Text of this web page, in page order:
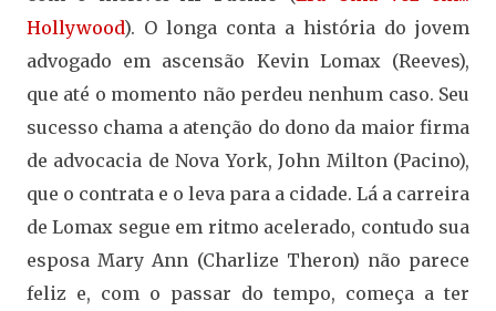
Hollywood). O longa conta a história do jovem
advogado em ascensão Kevin Lomax (Reeves),
que até o momento não perdeu nenhum caso. Seu
sucesso chama a atenção do dono da maior firma
de advocacia de Nova York, John Milton (Pacino),
que o contrata e o leva para a cidade. Lá a carreira
de Lomax segue em ritmo acelerado, contudo sua
esposa Mary Ann (Charlize Theron) não parece
feliz e, com o passar do tempo, começa a ter